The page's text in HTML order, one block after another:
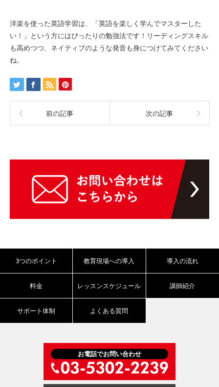
洋楽を使った英語学習は、「英語を楽しく学んでマスターした
い！」という方にはぴったりの勉強法です！リーディングスキル
も高めつつ、ネイティブのような発音も身につけてみてください
ね。
前の記事 次の記事
3つのポイント 教育現場への導入 導入の流れ
料金 レッスンスケジュール 講師紹介
サポート体制 よくある質問
お電話でお問い合わせ